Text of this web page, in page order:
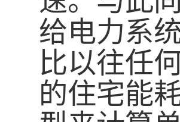
给电力系
比以往任
的住宅能